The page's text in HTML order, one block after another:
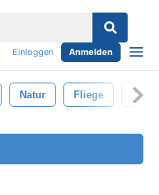
Einloggen Anmelden
Natur Fliege Tier